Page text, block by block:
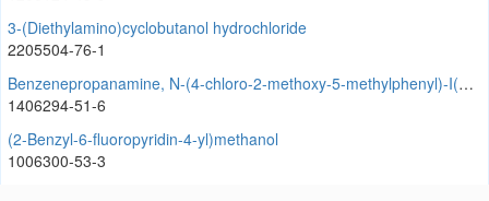
3-(Diethylamino)cyclobutanol hydrochloride
2205504-76-1
Benzenepropanamine, N-(4-chloro-2-methoxy-5-methylphenyl)-I(3)-methyl
1406294-51-6
(2-Benzyl-6-fluoropyridin-4-yl)methanol
1006300-53-3